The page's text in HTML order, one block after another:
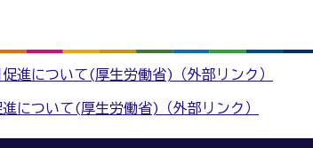
進について(厚生労働省)（外部リンク）
について(厚生労働省)（外部リンク）